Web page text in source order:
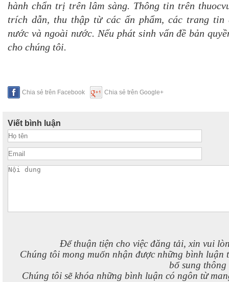
hành chẩn trị trên lâm sàng. Thông tin trên
trích dẫn, thu thập từ các ấn phẩm, các trang
nước và ngoài nước. Nếu phát sinh vấn đề bản
cho chúng tôi.
Chia sẻ trên Facebook Chia sẻ trên Google+
Viết bình luận
Để thuận tiện cho việc đăng tải, xin vui
Chúng tôi mong muốn nhận được những bình luận
bổ sung
Chúng tôi sẽ khóa những bình luận có ngôn từ